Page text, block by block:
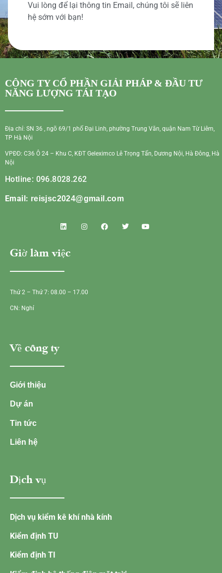
Vui lòng để lại thông tin Email, chúng tôi sẽ liên
hệ sớm với bạn!
CÔNG TY CỔ PHẦN GIẢI PHÁP & ĐẦU TƯ
NĂNG LƯỢNG TÁI TẠO
Địa chỉ: SN 36 , ngõ 69/1 phố Đại Linh, phường Trung Văn, quận Nam Từ Liêm,
TP Hà Nội
VPĐD: C36 Ô 24 – Khu C, KĐT Geleximco Lê Trọng Tấn, Dương Nội, Hà Đông, Hà
Nội
Hotline: 096.8028.262
Email: reisjsc2024@gmail.com
Giờ làm việc
Thứ 2 – Thứ 7: 08.00 – 17.00
CN: Nghỉ
Về công ty
Giới thiệu
Dự án
Tin tức
Liên hệ
Dịch vụ
Dịch vụ kiểm kê khí nhà kính
Kiểm định TU
Kiểm định TI